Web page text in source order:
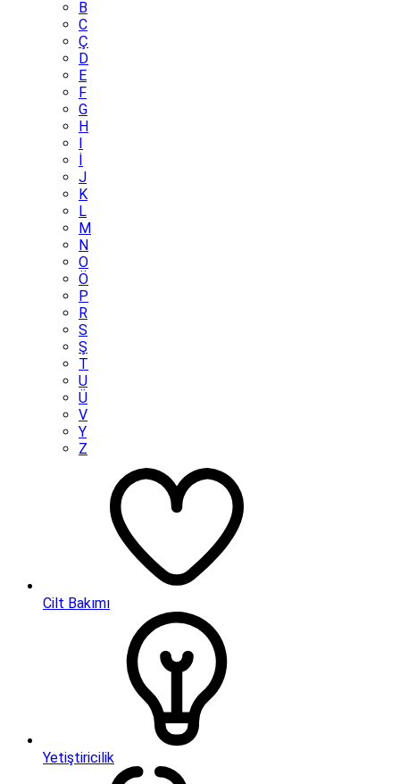
B
C
Ç
D
E
F
G
H
I
İ
J
K
L
M
N
O
Ö
P
R
S
Ş
T
U
Ü
V
Y
Z
Cilt Bakımı
Yetiştiricilik